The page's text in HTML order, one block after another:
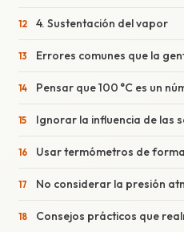
4. Sustentación del vapor
Errores comunes que la
Pensar que 100 °C es un
Ignorar la influencia de las
Usar termómetros de
No considerar la presión
Consejos prácticos que